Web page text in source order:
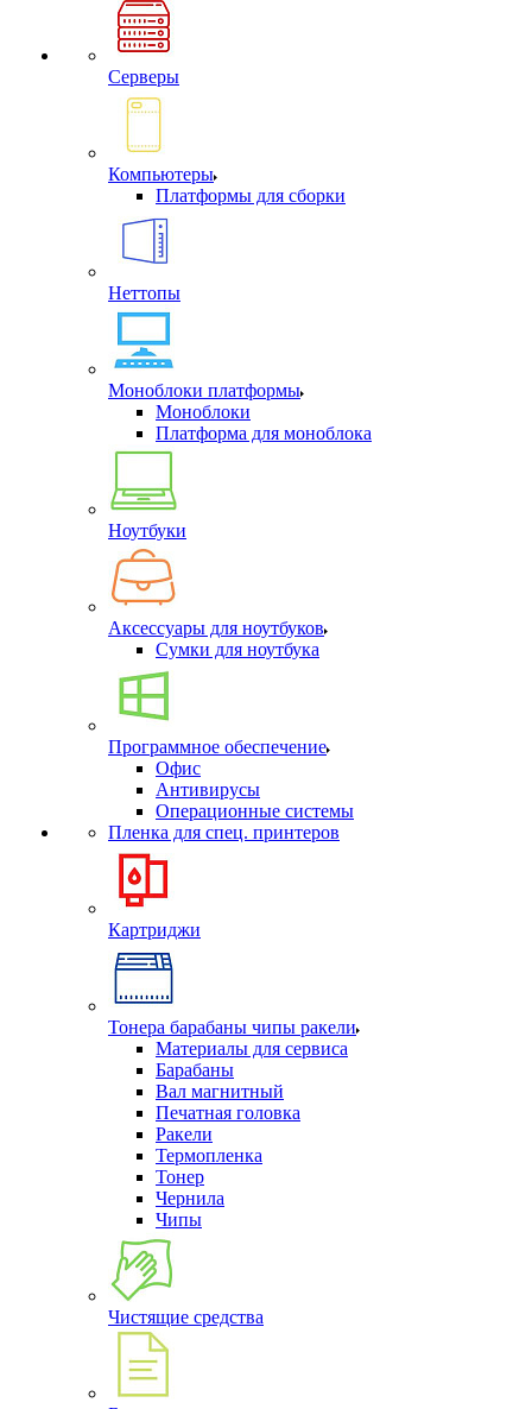
Серверы
Компьютеры
Платформы для сборки
Неттопы
Моноблоки платформы
Моноблоки
Платформа для моноблока
Ноутбуки
Аксессуары для ноутбуков
Сумки для ноутбука
Программное обеспечение
Офис
Антивирусы
Операционные системы
Пленка для спец. принтеров
Картриджи
Тонера барабаны чипы ракели
Материалы для сервиса
Барабаны
Вал магнитный
Печатная головка
Ракели
Термопленка
Тонер
Чернила
Чипы
Чистящие средства